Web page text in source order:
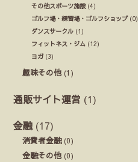
その他スポーツ施設(4)
ゴルフ場・練習場・ゴルフショップ(0)
ダンスサークル (1)
フィットネス・ジム (12)
ヨガ (3)
趣味その他 (1)
通販サイト運営 (1)
金融 (17)
消費者金融(0)
金融その他 (0)